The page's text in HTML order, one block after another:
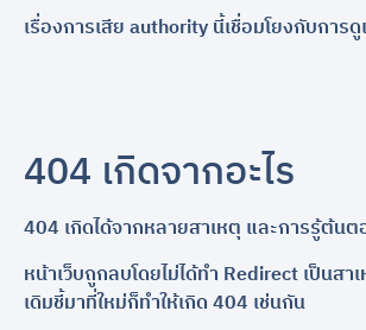
เรื่องการเสีย authority นี้เชื่อมโยงกับการ
404 เกิดจากอะไร
404 เกิดได้จากหลายสาเหตุ และการรู้ต้
หน้าเว็บถูกลบโดยไม่ได้ทำ Redirect เป็นส
เดิมชี้มาที่ใหม่ก็ทำให้เกิด 404 เช่นกัน